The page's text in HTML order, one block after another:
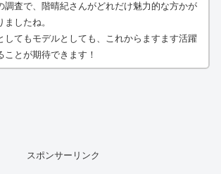
調査で、階晴紀さんがどれだけ魅力的な方かが
ましたね。
してもモデルとしても、これからますます活躍
ことが期待できます！
スポンサーリンク